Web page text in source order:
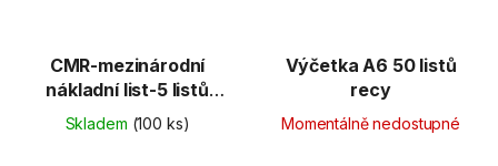
CMR-mezinárodní
nákladní list-5 listů
německá verze
Skladem (100 ks)
Výčetka A6 50 listů
recy
Momentálně nedostupné